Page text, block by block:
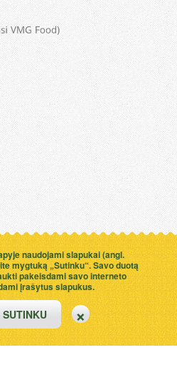
naudojami slapukai (angl.
mygtuką „Sutinku“. Savo duotą
pakeisdami savo interneto
įrašytus slapukus.
SUTINKU